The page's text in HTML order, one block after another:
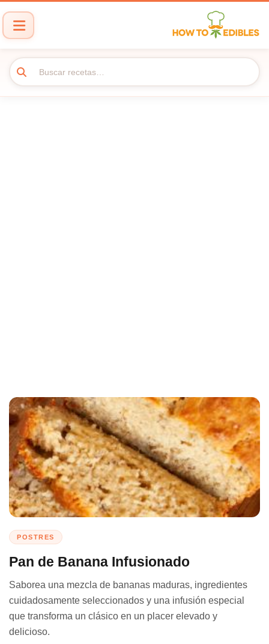
POSTRES
Pan de Banana Infusionado
Saborea una mezcla de bananas maduras, ingredientes
cuidadosamente seleccionados y una infusión especial
que transforma un clásico en un placer elevado y
delicioso.